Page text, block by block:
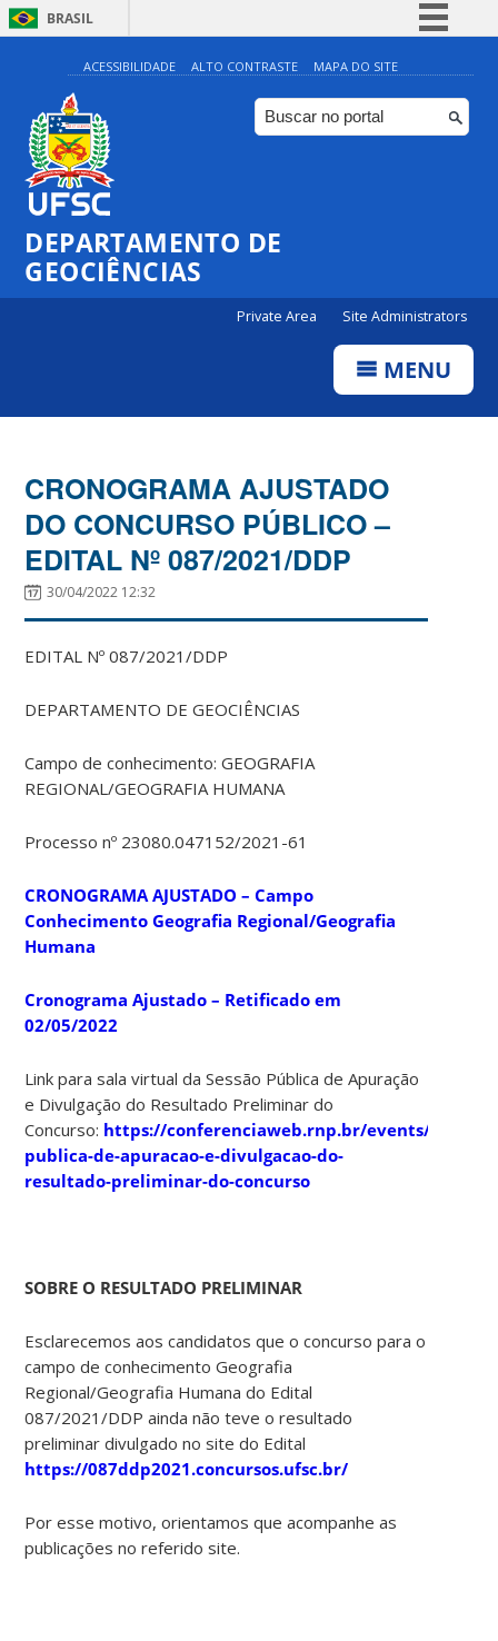
BRASIL
Simplifique!
Comunica BR
Participe
ACESSIBILIDADE ALTO CONTRASTE MAPA DO SITE
DEPARTAMENTO DE
GEOCIÊNCIAS
Private Area Site Administrators
MENU
CRONOGRAMA AJUSTADO
DO CONCURSO PÚBLICO –
EDITAL Nº 087/2021/DDP
30/04/2022 12:32
EDITAL Nº 087/2021/DDP
DEPARTAMENTO DE GEOCIÊNCIAS
Campo de conhecimento: GEOGRAFIA
REGIONAL/GEOGRAFIA HUMANA
Processo nº 23080.047152/2021-61
CRONOGRAMA AJUSTADO – Campo
Conhecimento Geografia Regional/Geografia
Humana
Cronograma Ajustado – Retificado em
02/05/2022
Link para sala virtual da Sessão Pública de Apuração
e Divulgação do Resultado Preliminar do
Concurso: https://conferenciaweb.rnp.br/events/sessao-
publica-de-apuracao-e-divulgacao-do-
resultado-preliminar-do-concurso
SOBRE O RESULTADO PRELIMINAR
Esclarecemos aos candidatos que o concurso para o
campo de conhecimento Geografia
Regional/Geografia Humana do Edital
087/2021/DDP ainda não teve o resultado
preliminar divulgado no site do Edital
https://087ddp2021.concursos.ufsc.br/
Por esse motivo, orientamos que acompanhe as
publicações no referido site.